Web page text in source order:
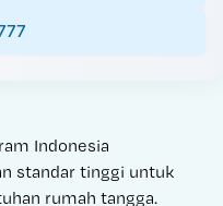
Indonesia
standar tinggi untuk
rumah tangga.